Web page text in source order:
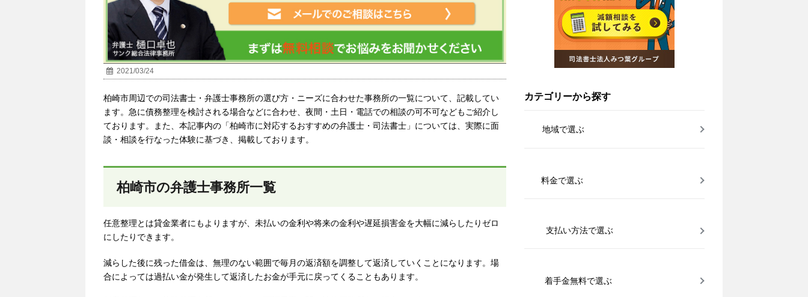
2021/03/24
柏崎市周辺での司法書士・弁護士事務所の選び方・ニーズに合わせた事務所の一覧について、記載してい
ます。急に債務整理を検討される場合などに合わせ、夜間・土日・電話での相談の可不可などもご紹介し
ております。また、本記事内の「柏崎市に対応するおすすめの弁護士・司法書士」については、実際に面
談・相談を行なった体験に基づき、掲載しております。
柏崎市の弁護士事務所一覧
任意整理とは貸金業者にもよりますが、未払いの金利や将来の金利や遅延損害金を大幅に減らしたりゼロ
にしたりできます。
減らした後に残った借金は、無理のない範囲で毎月の返済額を調整して返済していくことになります。場
合によっては過払い金が発生して返済したお金が手元に戻ってくることもあります。
カテゴリーから探す
地域で選ぶ
料金で選ぶ
支払い方法で選ぶ
着手金無料で選ぶ